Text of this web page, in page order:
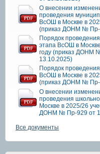
О внесении
проведения
ВсОШ в Москве в
(приказ ДОНМ № Пр-
Порядок
этапа ВсОШ в
году (приказ ДОНМ
13.10.2025)
Порядок
ВсОШ в Москве в
(приказ ДОНМ № Пр-
О внесении
проведения
Москве в 2025/26
ДОНМ № Пр-929 от
Все документы